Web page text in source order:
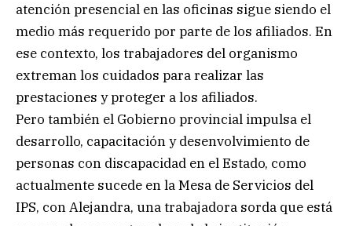
atención presencial en las oficinas sigue siendo el
medio más requerido por parte de los afiliados. En
ese contexto, los trabajadores del organismo
extreman los cuidados para realizar las
prestaciones y proteger a los afiliados.
Pero también el Gobierno provincial impulsa el
desarrollo, capacitación y desenvolvimiento de
personas con discapacidad en el Estado, como
actualmente sucede en la Mesa de Servicios del
IPS, con Alejandra, una trabajadora sorda que está